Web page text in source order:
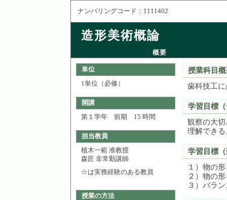
ナンバリングコード：1111402
造形美術概論
概要
単位
1単位（必修）
開講
第１学年 前期 15 時間
担当教員
植木一範 准教授
森匠 非常勤講師
☆は実務経験のある教員
授業の方法
授業科目
歯科技工
学習目標
観察の大
理解できる
学習目標
１）物の
２）物の
３）バラ